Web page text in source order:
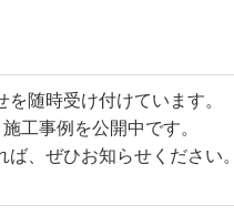
随時受け付けています。
工事例を公開中です。
、ぜひお知らせください。